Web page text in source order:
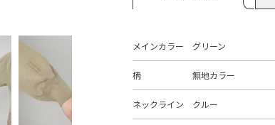
メインカラー グリーン
柄 無地カラー
ネックライン クルー